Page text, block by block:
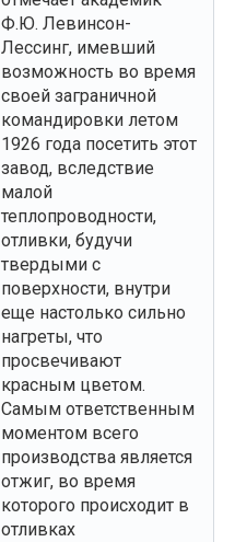
Ф.Ю. Левинсон-
Лессинг, имевший
возможность во время
своей заграничной
командировки летом
1926 года посетить этот
завод, вследствие
малой
теплопроводности,
отливки, будучи
твердыми с
поверхности, внутри
еще настолько сильно
нагреты, что
просвечивают
красным цветом.
Самым ответственным
моментом всего
производства является
отжиг, во время
которого происходит в
отливках